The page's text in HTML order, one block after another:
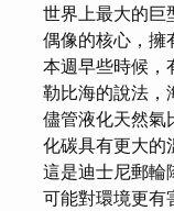
世界上最大的巨
偶像的核心，擁
本週早些時候，
勒比海的說法，
儘管液化天然氣
化碳具有更大的
這是迪士尼郵輪
可能對環境更有